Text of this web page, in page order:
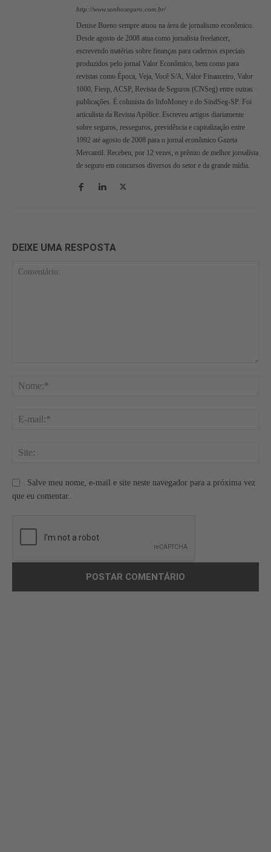
http://www.sonhoseguro.com.br/
Denise Bueno sempre atuou na área de jornalismo econômico.
Desde agosto de 2008 atua como jornalista freelancer,
escrevendo matérias sobre finanças para cadernos especiais
produzidos pelo jornal Valor Econômico, bem como para
revistas como Época, Veja, Você S/A, Valor Financeiro, Valor
1000, Fiesp, ACSP, Revista de Seguros (CNSeg) entre outras
publicações. É colunista do InfoMoney e do SindSeg-SP. Foi
articulista da Revista Apólice. Escreveu artigos diariamente
sobre seguros, resseguros, previdência e capitalização entre
1992 até agosto de 2008 para o jornal econômico Gazeta
Mercantil. Recebeu, por 12 vezes, o prêmio de melhor jornalista
de seguro em concursos diversos do setor e da grande mídia.
DEIXE UMA RESPOSTA
Salve meu nome, e-mail e site neste navegador para a próxima vez
que eu comentar.